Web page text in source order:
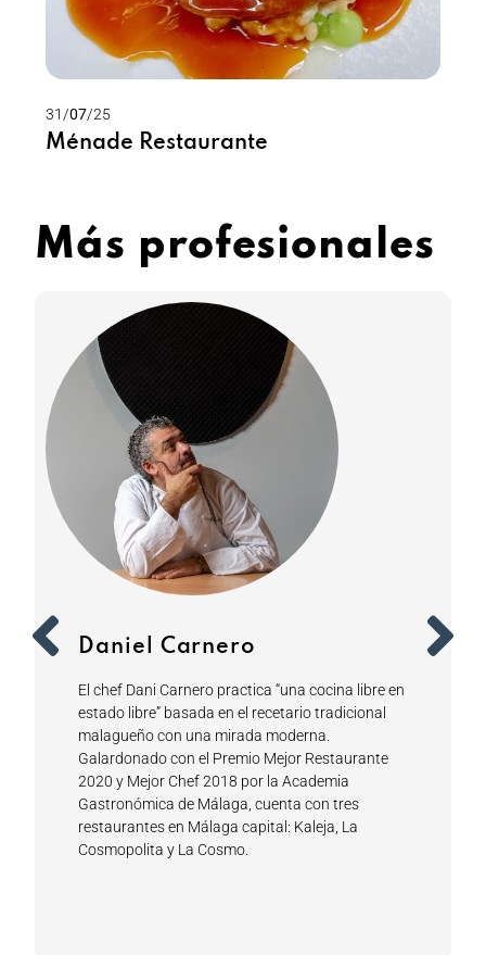
31/07/25
Ménade Restaurante
Más profesionales
Daniel Carnero
El chef Dani Carnero practica “una cocina libre en
estado libre” basada en el recetario tradicional
malagueño con una mirada moderna.
Galardonado con el Premio Mejor Restaurante
2020 y Mejor Chef 2018 por la Academia
Gastronómica de Málaga, cuenta con tres
restaurantes en Málaga capital: Kaleja, La
Cosmopolita y La Cosmo.